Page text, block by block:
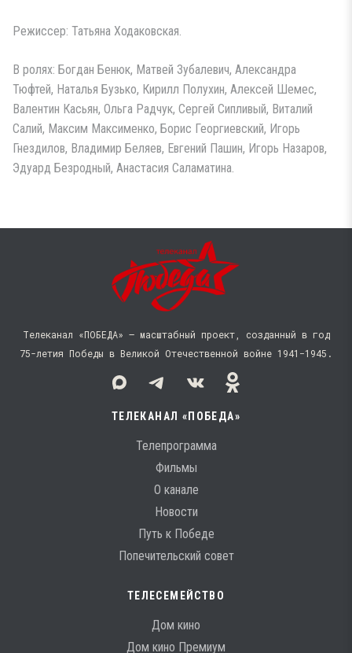
Режиссер: Татьяна Ходаковская.
В ролях: Богдан Бенюк, Матвей Зубалевич, Александра
Тюфтей, Наталья Бузько, Кирилл Полухин, Алексей Шемес,
Валентин Касьян, Ольга Радчук, Сергей Сипливый, Виталий
Салий, Максим Максименко, Борис Георгиевский, Игорь
Гнездилов, Владимир Беляев, Евгений Пашин, Игорь Назаров,
Эдуард Безродный, Анастасия Саламатина.
Телеканал «ПОБЕДА» — масштабный проект, созданный в год
75-летия Победы в Великой Отечественной войне 1941−1945.
ТЕЛЕКАНАЛ «ПОБЕДА»
Телепрограмма
Фильмы
О канале
Новости
Путь к Победе
Попечительский совет
ТЕЛЕСЕМЕЙСТВО
Дом кино
Дом кино Премиум